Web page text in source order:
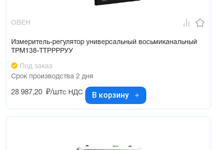
ОВЕН
Измеритель-регулятор универсальный восьмиканальный
ТРМ138-ТТРРРРУУ
Под заказ
Срок производства 2 дня
28 987,20 ₽/штс НДС В корзину